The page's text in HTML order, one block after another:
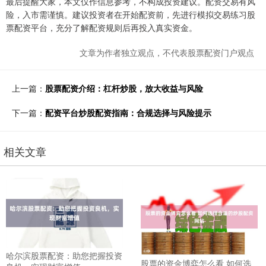
险，入市需谨慎。建议投资者在开始配资前，先进行模拟交易练习股
票配资平台，充分了解配资规则后再投入真实资金。
文章为作者独立观点，不代表股票配资门户观点
上一篇： 股票配资介绍：杠杆炒股，放大收益与风险
下一篇： 配资平台炒股配资指南：合规选择与风险提示
相关文章
哈尔滨股票配资：助您把握投资
股票的资金博弈怎么看 如何选